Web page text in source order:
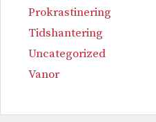
Prokrastinering
Tidshantering
Uncategorized
Vanor